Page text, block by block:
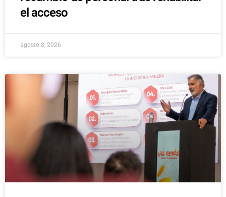
el acceso
agosto 8, 2026